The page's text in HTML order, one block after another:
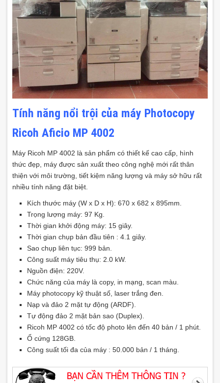
Tính năng nổi trội của máy Photocopy
Ricoh Aficio MP 4002
Máy Ricoh MP 4002 là sản phẩm có thiết kế cao cấp, hình
thức đẹp, máy được sản xuất theo công nghệ mới rất thân
thiện với môi trường, tiết kiệm năng lượng và máy sở hữu rất
nhiều tính năng đặt biệt.
Kích thước máy (W x D x H): 670 x 682 x 895mm.
Trọng lượng máy: 97 Kg.
Thời gian khởi động máy: 15 giây.
Thời gian chụp bản đầu tiên : 4.1 giây.
Sao chụp liên tục: 999 bản.
Công suất máy tiêu thụ: 2.0 kW.
Nguồn điện: 220V.
Chức năng của máy là copy, in mạng, scan màu.
Máy photocopy kỹ thuật số, laser trắng đen.
Nạp và đảo 2 mặt tự động (ARDF).
Tự động đảo 2 mặt bản sao (Duplex).
Ricoh MP 4002 có tốc độ photo lên đến 40 bản / 1 phút.
Ổ cứng 128GB.
Công suất tối đa của máy : 50.000 bản / 1 tháng.